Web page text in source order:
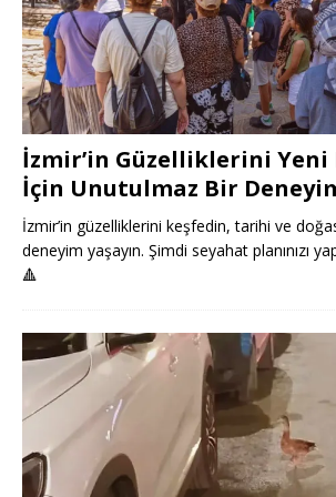
İzmir’in Güzelliklerini Yeni
İçin Unutulmaz Bir
İzmir’in güzelliklerini keşfedin, tarihi ve
deneyim yaşayın. Şimdi seyahat planınızı
🔺